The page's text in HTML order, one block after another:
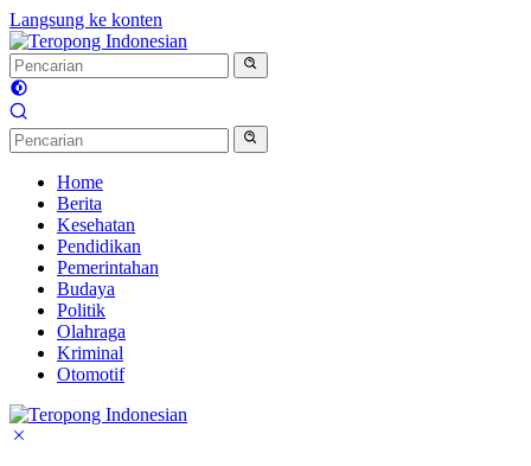
Langsung ke konten
Home
Berita
Kesehatan
Pendidikan
Pemerintahan
Budaya
Politik
Olahraga
Kriminal
Otomotif